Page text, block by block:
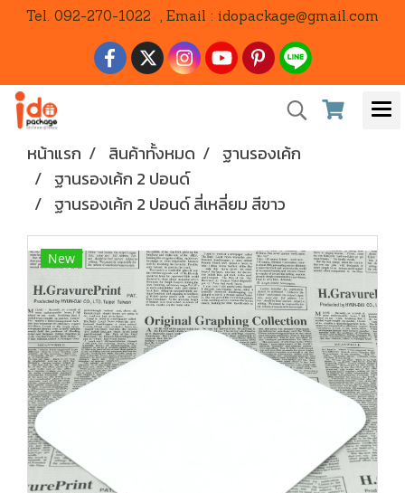
Tel. 092-270-1022 , Email : idopackage@gmail.com
หน้าแรก สินค้าทั้งหมด
ฐานรองเค้ก
ฐานรองเค้ก 2 ปอนด์
ฐานรองเค้ก 2 ปอนด์ สี่เหลี่ยม สีขาว
New